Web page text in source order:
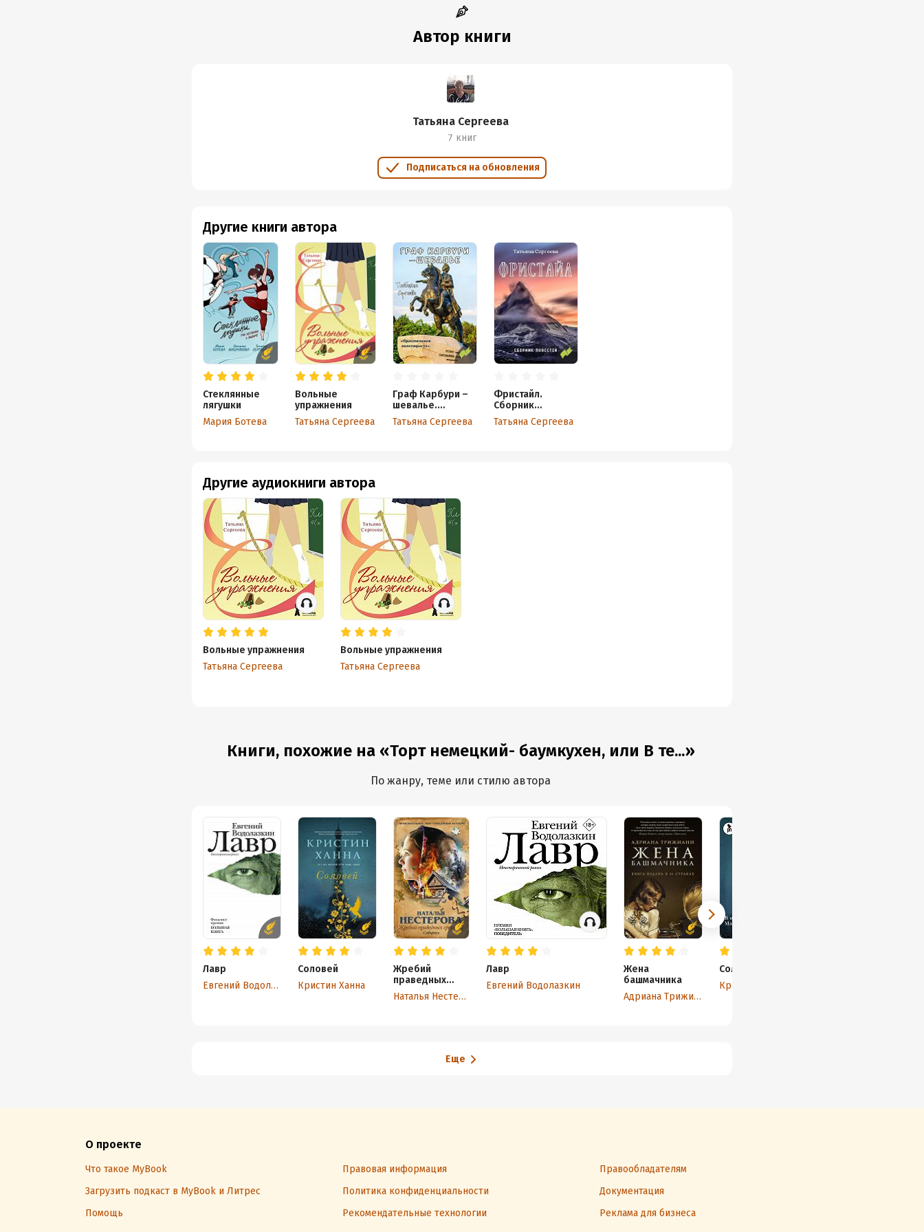
14 марта 2023Автор книги
Татьяна Сергеева
7 книг
Подписаться на обновления
Другие книги автора
Стеклянные
лягушки
Мария Ботева
Вольные
упражнения
Татьяна Сергеева
Граф Карбури –
шевалье.
Приключения
авантюриста
Татьяна Сергеева
Фристайл.
Сборник
повестей
Татьяна Сергеева
Другие аудиокниги автора
Вольные упражнения
Татьяна Сергеева
Вольные упражнения
Татьяна Сергеева
Книги, похожие на «Торт немецкий- баумкухен, или В те...»
По жанру, теме или стилю автора
Лавр
Евгений Водолазкин
Соловей
Кристин Ханна
Жребий
праведных
грешниц.
Сибиряки
Наталья Нестерова
Лавр
Евгений Водолазкин
Жена
башмачника
Адриана Трижиани
Соловей
Кристин Ханна
Еще
О проекте
Что такое MyBook Правовая информация
Правообладателям
Загрузить подкаст в MyBook и Литрес
Политика конфиденциальности
Документация
Помощь
Рекомендательные технологии Реклама для бизнеса